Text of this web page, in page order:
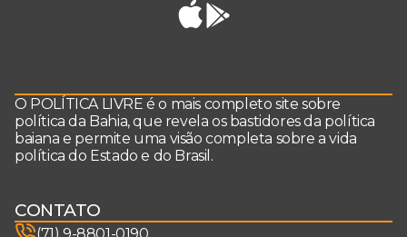
O POLÍTICA LIVRE é o mais completo site sobre
política da Bahia, que revela os bastidores da política
baiana e permite uma visão completa sobre a vida
política do Estado e do Brasil.
CONTATO